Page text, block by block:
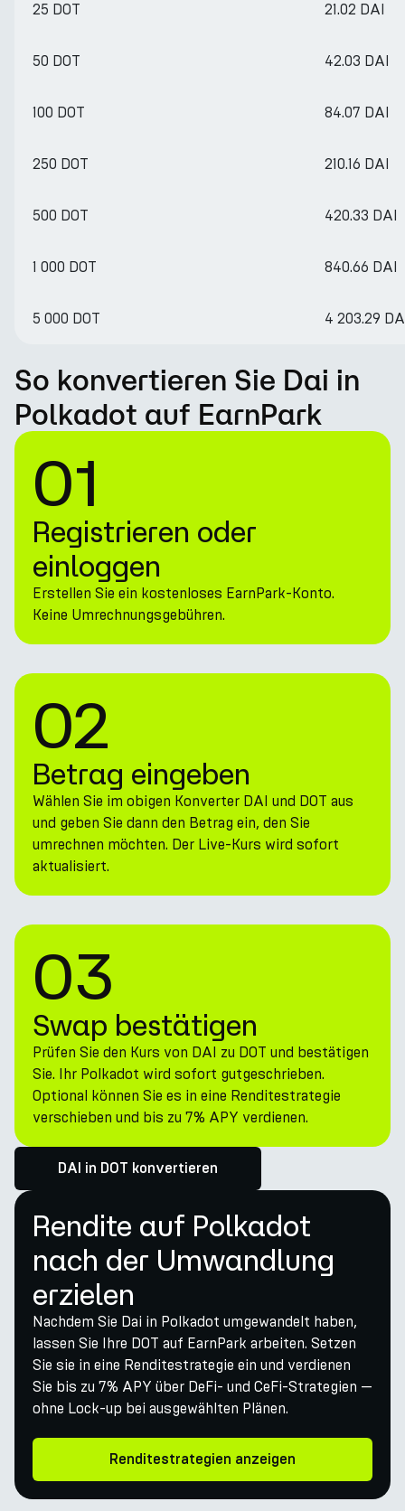
25 DOT 21.02 DAI
50 DOT 42.03 DAI
100 DOT 84.07 DAI
250 DOT 210.16 DAI
500 DOT 420.33 DAI
1 000 DOT 840.66 DAI
5 000 DOT 4 203.29
So konvertieren Sie Dai in
Polkadot auf EarnPark
01
Registrieren oder
einloggen
Erstellen Sie ein kostenloses EarnPark-Konto.
Keine Umrechnungsgebühren.
02
Betrag eingeben
Wählen Sie im obigen Konverter DAI und DOT aus
und geben Sie dann den Betrag ein, den Sie
umrechnen möchten. Der Live-Kurs wird sofort
aktualisiert.
03
Swap bestätigen
Prüfen Sie den Kurs von DAI zu DOT und bestätigen
Sie. Ihr Polkadot wird sofort gutgeschrieben.
Optional können Sie es in eine Renditestrategie
verschieben und bis zu 7% APY verdienen.
DAI in DOT konvertieren
Rendite auf Polkadot
nach der Umwandlung
erzielen
Nachdem Sie Dai in Polkadot umgewandelt haben,
lassen Sie Ihre DOT auf EarnPark arbeiten. Setzen
Sie sie in eine Renditestrategie ein und verdienen
Sie bis zu 7% APY über DeFi- und CeFi-Strategien —
ohne Lock-up bei ausgewählten Plänen.
Renditestrategien anzeigen